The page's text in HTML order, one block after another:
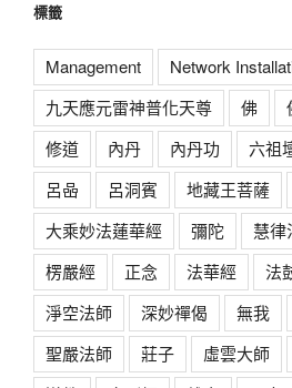
標籤
Management Network
九天應元雷神普化天尊
佛
修道
內丹 內丹功 六祖
呂喦
呂洞賓 地藏王菩薩
大乘妙法蓮華經
彌陀 慧律
楞嚴經
正念 法華經 法
淨空法師
深妙禪偈 無我
聖嚴法師
莊子 虛雲大師